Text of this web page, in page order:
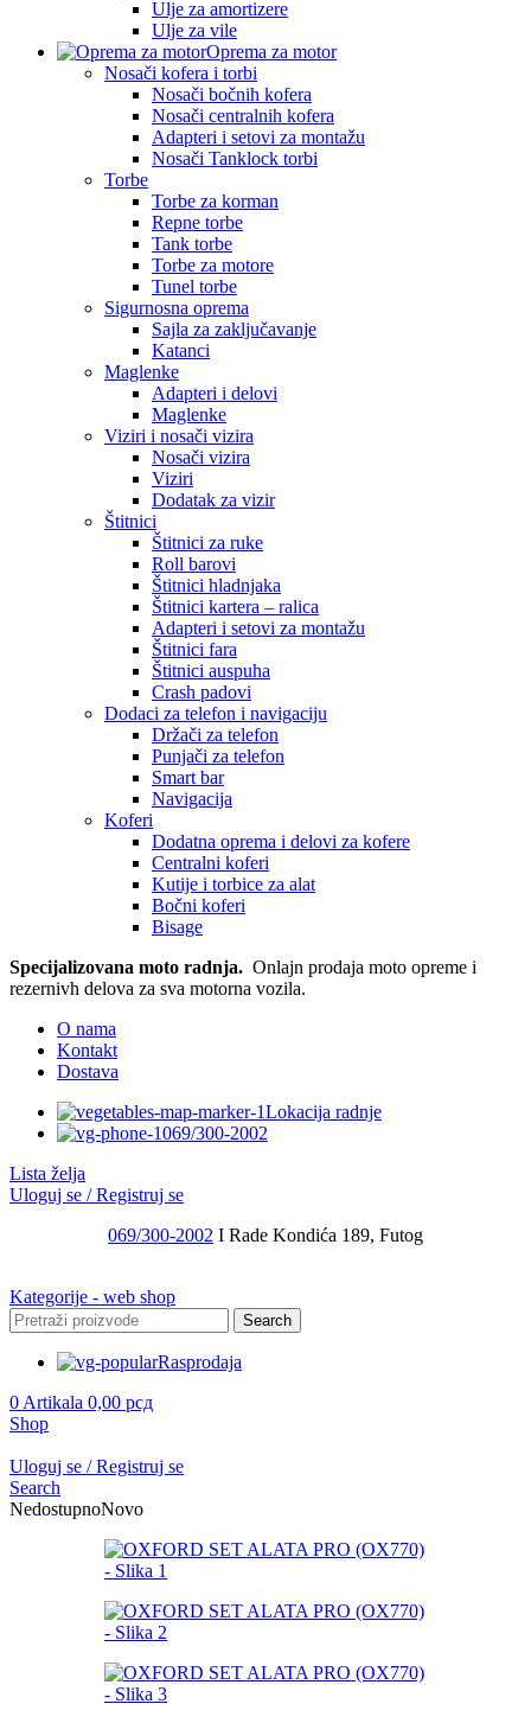
Ulje za amortizere
Ulje za vile
Oprema za motor
Nosači kofera i torbi
Nosači bočnih kofera
Nosači centralnih kofera
Adapteri i setovi za montažu
Nosači Tanklock torbi
Torbe
Torbe za korman
Repne torbe
Tank torbe
Torbe za motore
Tunel torbe
Sigurnosna oprema
Sajla za zaključavanje
Katanci
Maglenke
Adapteri i delovi
Maglenke
Viziri i nosači vizira
Nosači vizira
Viziri
Dodatak za vizir
Štitnici
Štitnici za ruke
Roll barovi
Štitnici hladnjaka
Štitnici kartera – ralica
Adapteri i setovi za montažu
Štitnici fara
Štitnici auspuha
Crash padovi
Dodaci za telefon i navigaciju
Držači za telefon
Punjači za telefon
Smart bar
Navigacija
Koferi
Dodatna oprema i delovi za kofere
Centralni koferi
Kutije i torbice za alat
Bočni koferi
Bisage
Specijalizovana moto radnja. Onlajn prodaja moto opreme i
rezernivh delova za sva motorna vozila.
O nama
Kontakt
Dostava
Lokacija radnje
069/300-2002
Lista želja
Uloguj se / Registruj se
069/300-2002 I Rade Kondića 189, Futog
Kategorije - web shop
Search
Rasprodaja
0 Artikala 0,00 рсд
Shop
Uloguj se / Registruj se
Search
NedostupnoNovo